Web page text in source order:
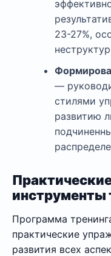
23-27%,
—
стилями
развитию
инструменты
Программа
практические
развития всех